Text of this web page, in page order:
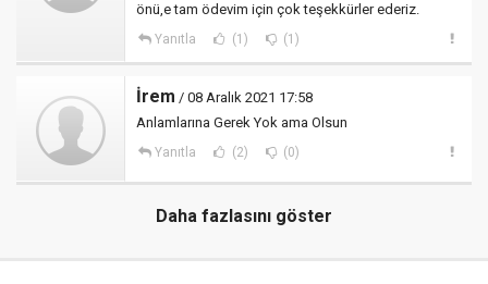
önü,e tam ödevim için çok teşekkürler ederiz.
Yanıtla (1) (1)
İrem / 08 Aralık 2021 17:58
Anlamlarına Gerek Yok ama Olsun
Yanıtla (2) (0)
Daha fazlasını göster